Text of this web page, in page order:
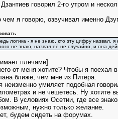
Дзантиев говорил 2-го утром и
чем я говорю, озвучивал именно
логика - я не знаю, кто эту цифру назвал,
не знаю, назвал её не случайно, и она
плечами]
от меня хотите? Чтобы я поехал
ближе, чем мне из Питера.
неизменно умиляет подобная
и не чешетесь. Ну хотите
В условиях Осетии, где все
нужно только желание.
будем сидеть на форумах.